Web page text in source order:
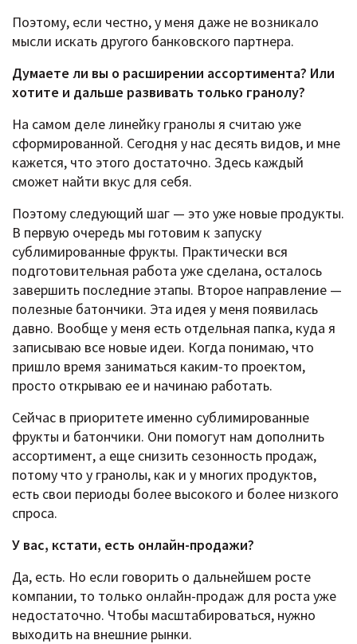
Поэтому, если честно, у меня даже не возникало
мысли искать другого банковского партнера.
Думаете ли вы о расширении ассортимента? Или
хотите и дальше развивать только гранолу?
На самом деле линейку гранолы я считаю уже
сформированной. Сегодня у нас десять видов, и мне
кажется, что этого достаточно. Здесь каждый
сможет найти вкус для себя.
Поэтому следующий шаг — это уже новые продукты.
В первую очередь мы готовим к запуску
сублимированные фрукты. Практически вся
подготовительная работа уже сделана, осталось
завершить последние этапы. Второе направление —
полезные батончики. Эта идея у меня появилась
давно. Вообще у меня есть отдельная папка, куда я
записываю все новые идеи. Когда понимаю, что
пришло время заниматься каким-то проектом,
просто открываю ее и начинаю работать.
Сейчас в приоритете именно сублимированные
фрукты и батончики. Они помогут нам дополнить
ассортимент, а еще снизить сезонность продаж,
потому что у гранолы, как и у многих продуктов,
есть свои периоды более высокого и более низкого
спроса.
У вас, кстати, есть онлайн-продажи?
Да, есть. Но если говорить о дальнейшем росте
компании, то только онлайн-продаж для роста уже
недостаточно. Чтобы масштабироваться, нужно
выходить на внешние рынки.